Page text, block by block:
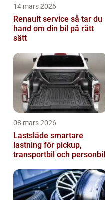
14 mars 2026
Renault service så tar du
hand om din bil på rätt
sätt
08 mars 2026
Lastsläde smartare
lastning för pickup,
transportbil och personbil